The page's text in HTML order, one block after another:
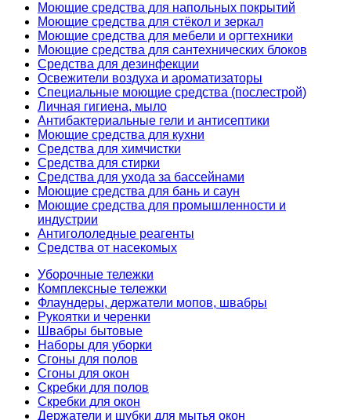
Моющие средства для напольных покрытий
Моющие средства для стёкол и зеркал
Моющие средства для мебели и оргтехники
Моющие средства для сантехнических блоков
Средства для дезинфекции
Освежители воздуха и ароматизаторы
Специальные моющие средства (послестрой)
Личная гигиена, мыло
Антибактериальные гели и антисептики
Моющие средства для кухни
Средства для химчистки
Средства для стирки
Средства для ухода за бассейнами
Моющие средства для бань и саун
Моющие средства для промышленности и
индустрии
Антигололедные реагенты
Средства от насекомых
Уборочные тележки
Комплексные тележки
Флаундеры, держатели мопов, швабры
Рукоятки и черенки
Швабры бытовые
Наборы для уборки
Сгоны для полов
Сгоны для окон
Скребки для полов
Скребки для окон
Держатели и шубки для мытья окон